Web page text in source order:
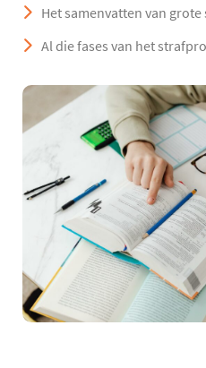
Het samenvatten van
Al die fases van het